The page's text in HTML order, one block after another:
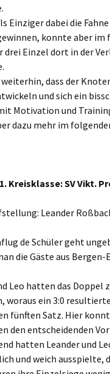
Einziger dabei die
konnte aber im
drei Einzel dort in der
dass der
und sich ein
Motivation und
dazu mehr im
Kreisklasse: SV Vikt.
Leander
de Schüler geht
die Gäste aus Bergen-
Leo hatten das
woraus ein 3:0
fünften Satz. Hier
den entscheidenden
hatten Leander und
und weich ausspielte,